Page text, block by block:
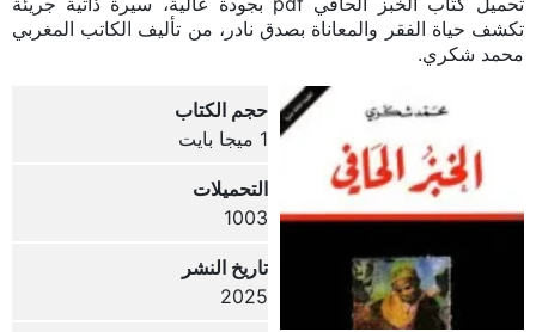
تكشف حياة الفقر والمعاناة بصدق نادر، من تأليف الكاتب المغربي
محمد شكري.
حجم الكتاب
1 ميجا بايت
التحميلات
1003
تاريخ النشر
2025